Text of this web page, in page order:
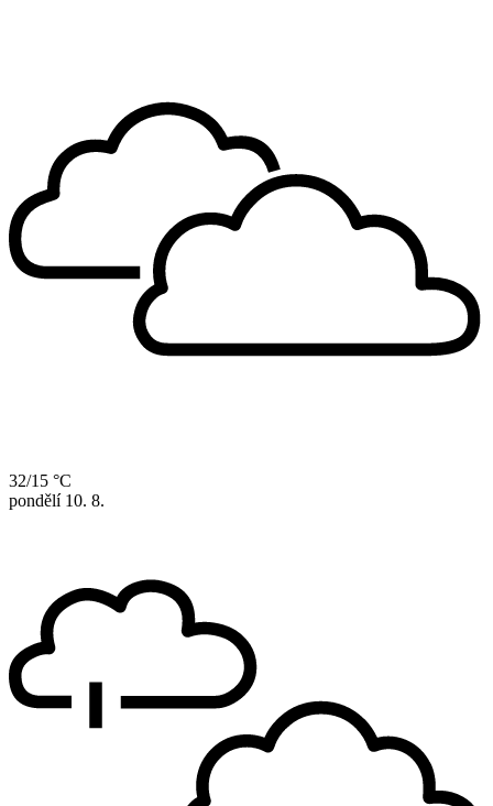
32/15 °C
pondělí 10. 8.